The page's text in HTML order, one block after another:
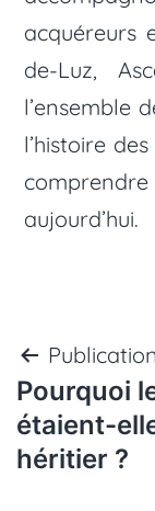
acquéreurs
de-Luz,
l’ensemble
l’histoire
aujourd’hui.
de
l’article
Pourquoi
étaient-
héritier ?